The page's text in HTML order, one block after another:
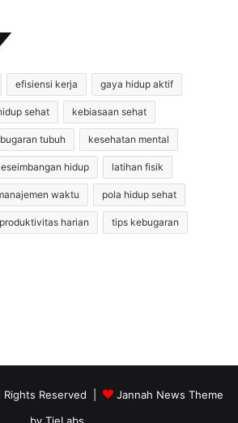
efisiensi kerja gaya hidup aktif
sehat kebiasaan sehat
tubuh kesehatan mental
hidup latihan fisik
waktu pola hidup sehat
produktivitas harian tips kebugaran
Reserved |
Jannah News Theme
by TieLabs